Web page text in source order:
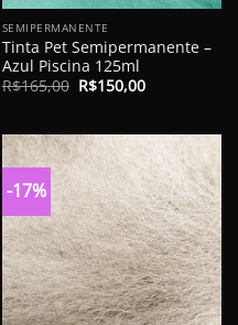
SEMIPERMANENTE
Tinta Pet Semipermanente –
Azul Piscina 125ml
R$165,00 O
preço
R$165,00.
R$150,00O
preço
R$150,00.
-17%